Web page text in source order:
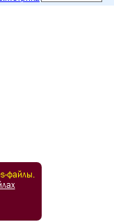
файлы.